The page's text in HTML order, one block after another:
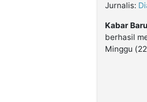
Jurnalis:
Kabar
berhasil
Minggu